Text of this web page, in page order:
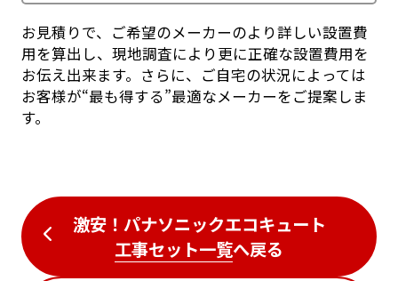
お見積りで、ご希望のメーカーのより詳しい設置費
用を算出し、現地調査により更に正確な設置費用を
お伝え出来ます。さらに、ご自宅の状況によっては
お客様が“最も得する”最適なメーカーをご提案しま
す。
激安！パナソニックエコキュート
工事セット一覧へ戻る